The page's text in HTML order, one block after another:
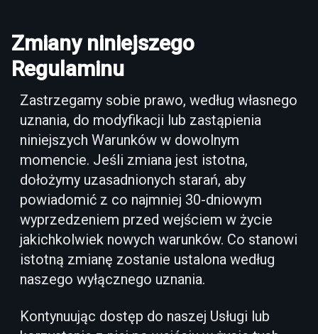
Zmiany niniejszego
Regulaminu
Zastrzegamy sobie prawo, według własnego
uznania, do modyfikacji lub zastąpienia
niniejszych Warunków w dowolnym
momencie. Jeśli zmiana jest istotna,
dołożymy uzasadnionych starań, aby
powiadomić z co najmniej 30-dniowym
wyprzedzeniem przed wejściem w życie
jakichkolwiek nowych warunków. Co stanowi
istotną zmianę zostanie ustalona według
naszego wyłącznego uznania.
Kontynuując dostęp do naszej Usługi lub